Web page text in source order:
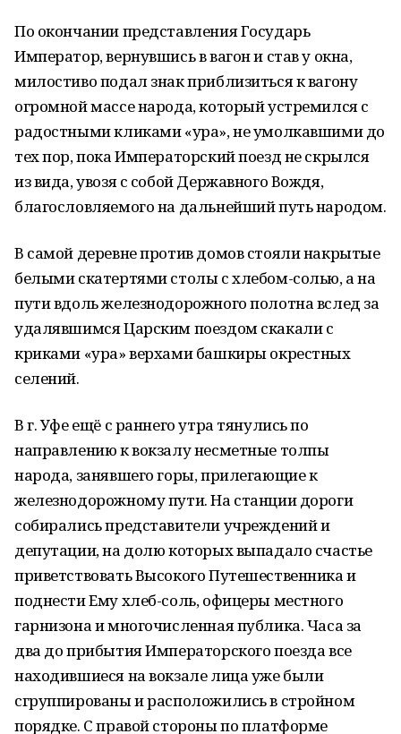
По окончании представления Государь
Император, вернувшись в вагон и став у окна,
милостиво подал знак приблизиться к вагону
огромной массе народа, который устремился с
радостными кликами «ура», не умолкавшими до
тех пор, пока Императорский поезд не скрылся
из вида, увозя с собой Державного Вождя,
благословляемого на дальнейший путь народом.
В самой деревне против домов стояли накрытые
белыми скатертями столы с хлебом-солью, а на
пути вдоль железнодорожного полотна вслед за
удалявшимся Царским поездом скакали с
криками «ура» верхами башкиры окрестных
селений.
В г. Уфе ещё с раннего утра тянулись по
направлению к вокзалу несметные толпы
народа, занявшего горы, прилегающие к
железнодорожному пути. На станции дороги
собирались представители учреждений и
депутации, на долю которых выпадало счастье
приветствовать Высокого Путешественника и
поднести Ему хлеб-соль, офицеры местного
гарнизона и многочисленная публика. Часа за
два до прибытия Императорского поезда все
находившиеся на вокзале лица уже были
сгруппированы и расположились в стройном
порядке. С правой стороны по платформе